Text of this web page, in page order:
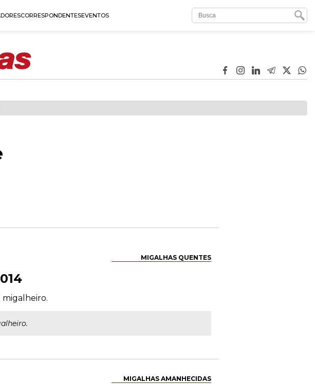
CORRESPONDENTESEVENTOS
MIGALHAS QUENTES
migalheiro.
MIGALHAS AMANHECIDAS